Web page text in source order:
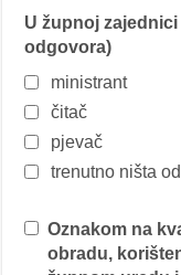
U župnoj
odgovora)
ministrant
čitač
pjevač
trenutno ništa
Oznakom na
obradu,